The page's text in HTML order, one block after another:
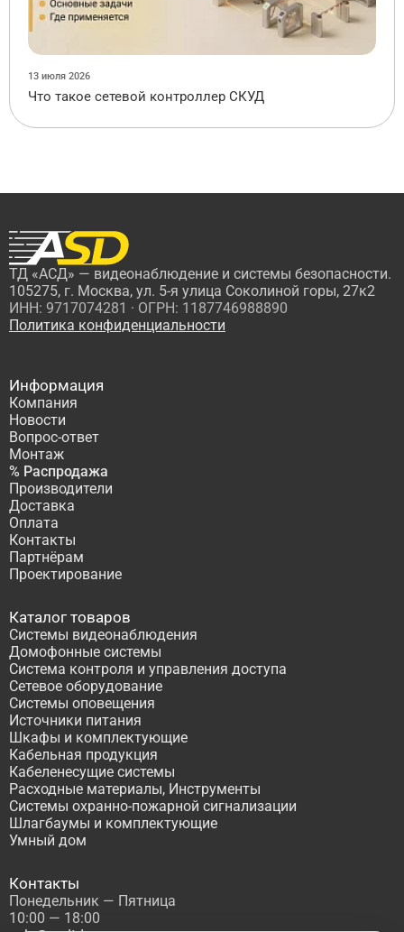
13 июля 2026
Что такое сетевой контроллер СКУД
ТД «АСД» — видеонаблюдение и системы безопасности.
105275, г. Москва, ул. 5-я улица Соколиной горы, 27к2
ИНН: 9717074281 · ОГРН: 1187746988890
Политика конфиденциальности
Информация
Компания
Новости
Вопрос-ответ
Монтаж
% Распродажа
Производители
Доставка
Оплата
Контакты
Партнёрам
Проектирование
Каталог товаров
Системы видеонаблюдения
Домофонные системы
Система контроля и управления доступа
Сетевое оборудование
Системы оповещения
Источники питания
Шкафы и комплектующие
Кабельная продукция
Кабеленесущие системы
Расходные материалы, Инструменты
Системы охранно-пожарной сигнализации
Шлагбаумы и комплектующие
Умный дом
Контакты
Понедельник — Пятница
10:00 — 18:00